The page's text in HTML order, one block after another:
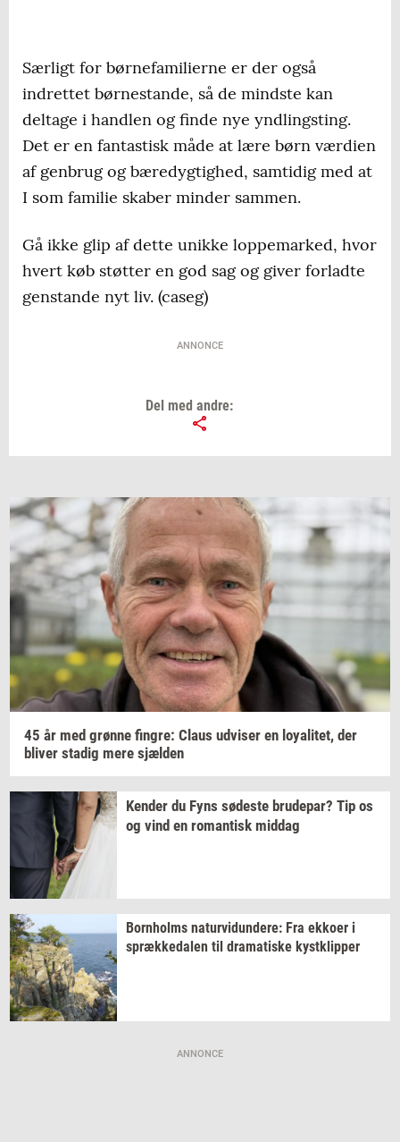
Særligt for børnefamilierne er der også
indrettet børnestande, så de mindste kan
deltage i handlen og finde nye yndlingsting.
Det er en fantastisk måde at lære børn værdien
af genbrug og bæredygtighed, samtidig med at
I som familie skaber minder sammen.
Gå ikke glip af dette unikke loppemarked, hvor
hvert køb støtter en god sag og giver forladte
genstande nyt liv. (caseg)
ANNONCE
Del med andre:
45 år med grøn­ne fin­gre: Claus ud­vi­ser en loy­a­li­tet, der
bli­ver sta­dig mere sjæl­den
Ken­der du Fyns sø­de­ste bru­de­par? Tip os
og vind en ro­man­tisk mid­dag
Born­holms na­tur­vi­dun­de­re: Fra ek­ko­er i
spræk­ke­da­len til dra­ma­ti­ske kyst­klip­per
ANNONCE